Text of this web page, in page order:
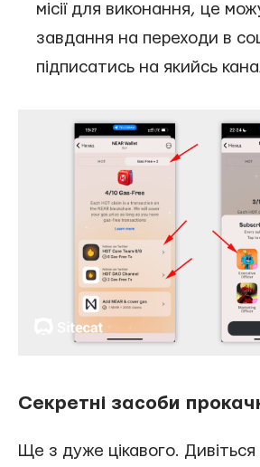
місії для виконання, це
завдання на переходи в
підписатись на якийсь
Секретні засоби
Ще з дуже цікавого. Дивіться